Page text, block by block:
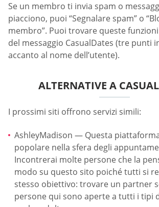
Se un membro ti invia spam o
piacciono, puoi “Segnalare spam” o
membro”. Puoi trovare queste
del messaggio СasualDates (tre punti
accanto al nome dell’utente).
ALTERNATIVE A
I prossimi siti offrono servizi simili:
AshleyMadison — Questa
popolare nella sfera degli
Incontrerai molte persone che la
modo su questo sito poiché tutti si
stesso obiettivo: trovare un partner
persone qui sono aperte a tutti i tipi